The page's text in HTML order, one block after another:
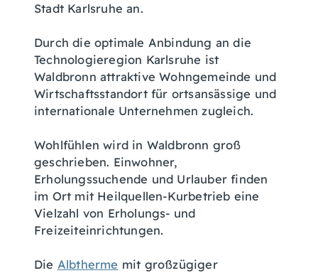
Stadt Karlsruhe an.
Durch die optimale Anbindung an die
Technologieregion Karlsruhe ist
Waldbronn attraktive Wohngemeinde und
Wirtschaftsstandort für ortsansässige und
internationale Unternehmen zugleich.
Wohlfühlen wird in Waldbronn groß
geschrieben. Einwohner,
Erholungssuchende und Urlauber finden
im Ort mit Heilquellen-Kurbetrieb eine
Vielzahl von Erholungs- und
Freizeiteinrichtungen.
Die Albtherme mit großzügiger